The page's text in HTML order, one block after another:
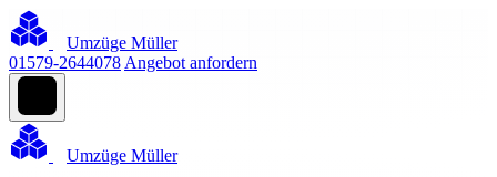
Umzüge Müller
01579-2644078 Angebot anfordern
Umzüge Müller